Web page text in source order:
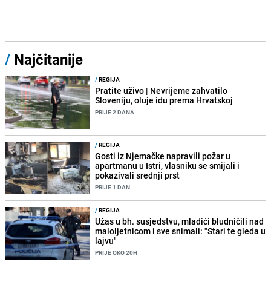
/ Najčitanije
/REGIJA
Pratite uživo | Nevrijeme zahvatilo
Sloveniju, oluje idu prema Hrvatskoj
PRIJE 2 DANA
/REGIJA
Gosti iz Njemačke napravili požar u
apartmanu u Istri, vlasniku se smijali i
pokazivali srednji prst
PRIJE 1 DAN
/REGIJA
Užas u bh. susjedstvu, mladići bludničili nad
maloljetnicom i sve snimali: "Stari te gleda u
lajvu"
PRIJE OKO 20H